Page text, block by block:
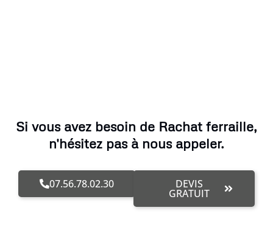
Si vous avez besoin de Rachat ferraille,
n'hésitez pas à nous appeler.
07.56.78.02.30 DEVIS
GRATUIT